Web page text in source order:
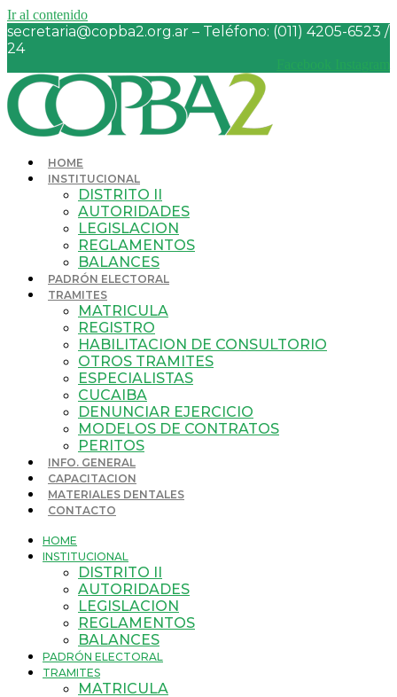
Ir al contenido
secretaria@copba2.org.ar – Teléfono: (011) 4205-6523 /
24
HOME
INSTITUCIONAL
DISTRITO II
AUTORIDADES
LEGISLACION
REGLAMENTOS
BALANCES
PADRÓN ELECTORAL
TRAMITES
MATRICULA
REGISTRO
HABILITACION DE CONSULTORIO
OTROS TRAMITES
ESPECIALISTAS
CUCAIBA
DENUNCIAR EJERCICIO
MODELOS DE CONTRATOS
PERITOS
INFO. GENERAL
CAPACITACION
MATERIALES DENTALES
CONTACTO
HOME
INSTITUCIONAL
DISTRITO II
AUTORIDADES
LEGISLACION
REGLAMENTOS
BALANCES
PADRÓN ELECTORAL
TRAMITES
MATRICULA